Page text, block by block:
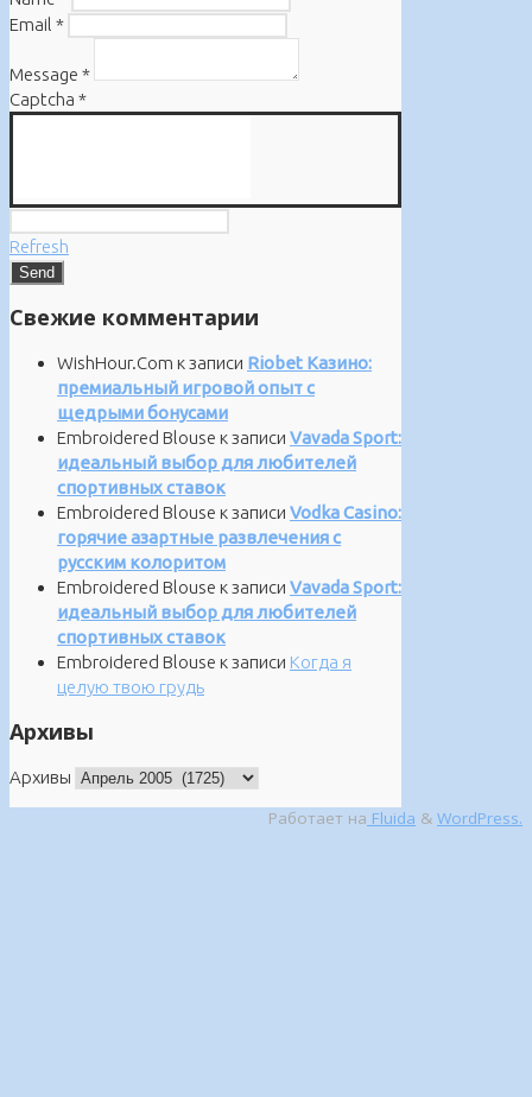
Email *
Message *
Captcha *
Refresh
Свежие комментарии
WishHour.Com к записи Riobet Казино:
премиальный игровой опыт с
щедрыми бонусами
Embroidered Blouse к записи Vavada Sport:
идеальный выбор для любителей
спортивных ставок
Embroidered Blouse к записи Vodka Casino:
горячие азартные развлечения с
русским колоритом
Embroidered Blouse к записи Vavada Sport:
идеальный выбор для любителей
спортивных ставок
Embroidered Blouse к записи Когда я
целую твою грудь
Архивы
Архивы
Работает на Fluida & WordPress.